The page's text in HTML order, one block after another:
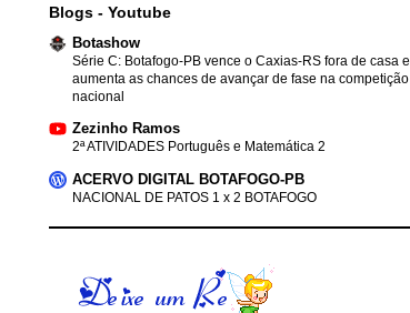
Blogs - Youtube
Botashow
Série C: Botafogo-PB vence o Caxias-RS fora de casa e
aumenta as chances de avançar de fase na competição
nacional
Zezinho Ramos
2ª ATIVIDADES Português e Matemática 2
ACERVO DIGITAL BOTAFOGO-PB
NACIONAL DE PATOS 1 x 2 BOTAFOGO